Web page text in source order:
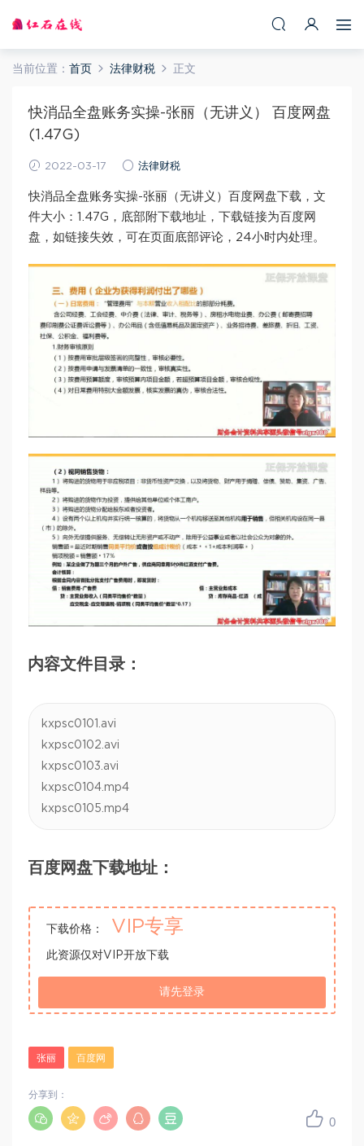
当前位置： 首页 法律财税 正文
快消品全盘账务实操-张丽（无讲义） 百度网盘
(1.47G)
2022-03-17 法律财税
快消品全盘账务实操-张丽（无讲义）百度网盘下载，文
件大小：1.47G，底部附下载地址，下载链接为百度网
盘，如链接失效，可在页面底部评论，24小时内处理。
内容文件目录：
kxpsc0101.avi
kxpsc0102.avi
kxpsc0103.avi
kxpsc0104.mp4
kxpsc0105.mp4
百度网盘下载地址：
下载价格： VIP专享
此资源仅对VIP开放下载
请先登录
张丽 百度网
0
分享到：